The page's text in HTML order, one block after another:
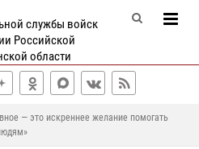
службы войск
Российской
области
— это искреннее желание помогать